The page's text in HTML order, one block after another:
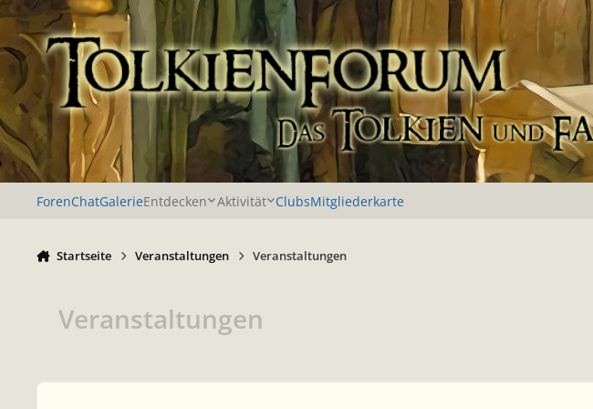
Zu Inhalt springen
ForenChatGalerieEntdecken Aktivität ClubsMitgliederkarte
Startseite Veranstaltungen Veranstaltungen
Veranstaltungen